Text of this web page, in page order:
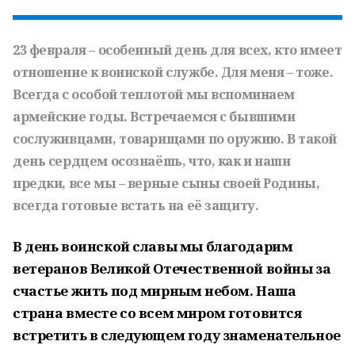
23 февраля – особенный день для всех, кто имеет
отношение к воинской службе. Для меня – тоже.
Всегда с особой теплотой мы вспоминаем
армейские годы. Встречаемся с бывшими
сослуживцами, товарищами по оружию. В такой
день сердцем осознаёшь, что, как и наши
предки, все мы – верные сыны своей Родины,
всегда готовые встать на её защиту.
В день воинской славы мы благодарим
ветеранов Великой Отечественной войны за
счастье жить под мирным небом. Наша
страна вместе со всем миром готовится
встретить в следующем году знаменательное